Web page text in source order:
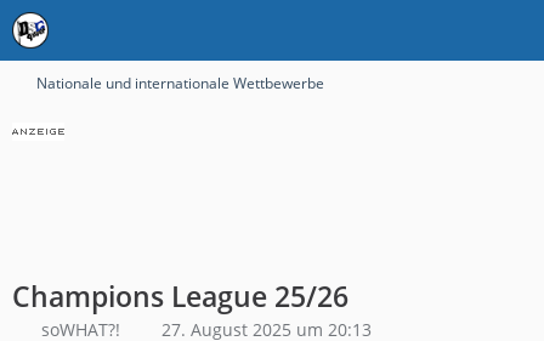
Nationale und internationale Wettbewerbe
Champions League 25/26
soWHAT?! 27. August 2025 um 20:13